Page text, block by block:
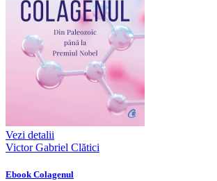
Vezi detalii
Victor Gabriel Clătici
Ebook Colagenul